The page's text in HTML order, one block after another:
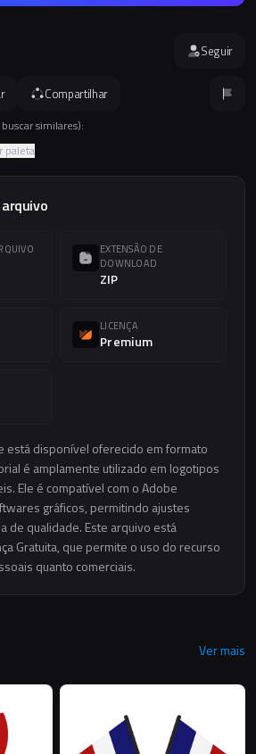
Compartilhar
similares):
paleta
EXTENSÃO DE
DOWNLOAD
ZIP
LICENÇA
Premium
está disponível oferecido em formato
é amplamente utilizado em logotipos
Ele é compatível com o Adobe
gráficos, permitindo ajustes
de qualidade. Este arquivo está
Gratuita, que permite o uso do recurso
quanto comerciais.
Seguir
Ver mais